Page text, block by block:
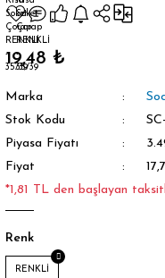
19,48 ₺
Marka
Stok Kodu
Piyasa Fiyatı
Fiyat
*1,81 TL den başlayan
Renk
RENKLİ